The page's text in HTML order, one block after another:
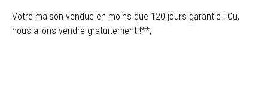
Votre maison vendue en moins que 120 jours garantie ! Ou,
nous allons vendre gratuitement !**,